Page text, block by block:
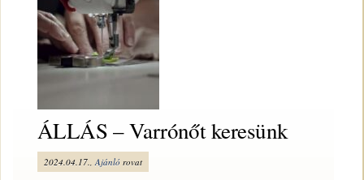
ÁLLÁS – Varrónőt keresünk
2024.04.17., Ajánló rovat